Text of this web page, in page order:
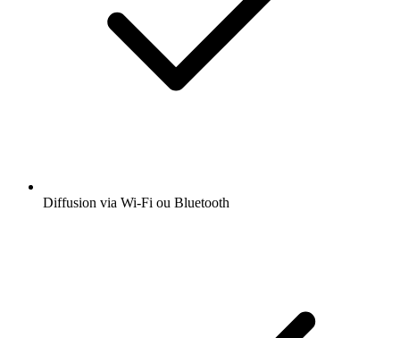
Diffusion via Wi-Fi ou Bluetooth